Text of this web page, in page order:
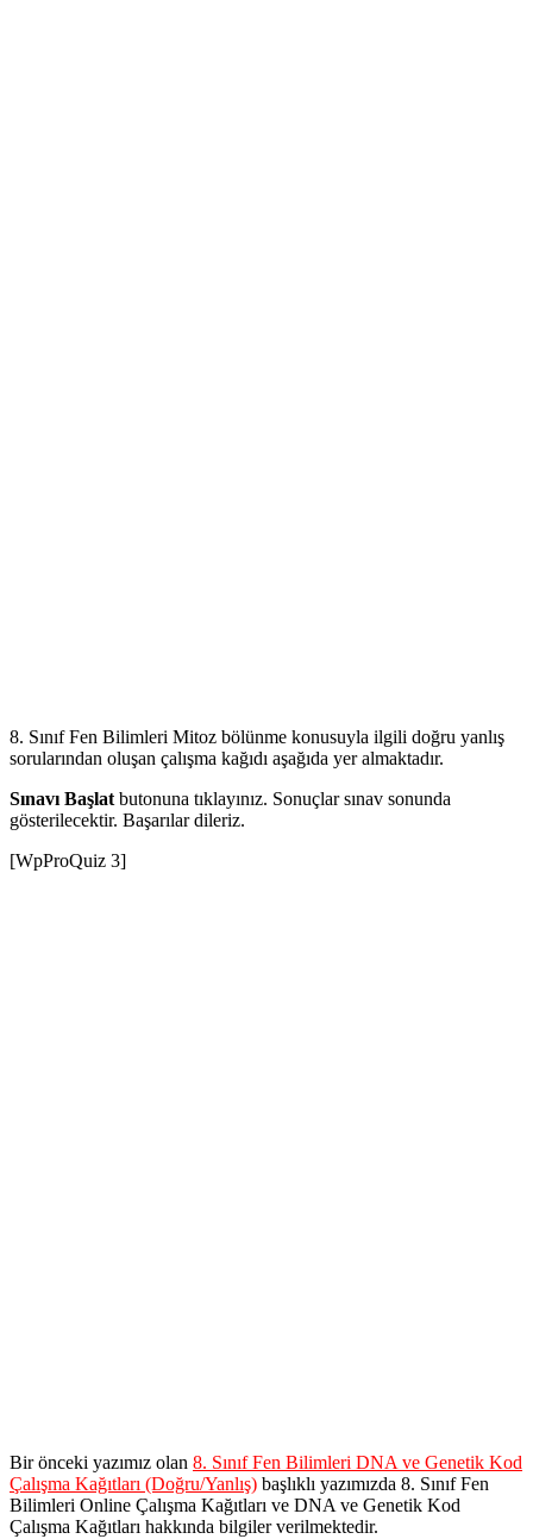
8. Sınıf Fen Bilimleri Mitoz bölünme konusuyla ilgili doğru yanlış
sorularından oluşan çalışma kağıdı aşağıda yer almaktadır.
Sınavı Başlat butonuna tıklayınız. Sonuçlar sınav sonunda
gösterilecektir. Başarılar dileriz.
[WpProQuiz 3]
Bir önceki yazımız olan 8. Sınıf Fen Bilimleri DNA ve Genetik Kod
Çalışma Kağıtları (Doğru/Yanlış) başlıklı yazımızda 8. Sınıf Fen
Bilimleri Online Çalışma Kağıtları ve DNA ve Genetik Kod
Çalışma Kağıtları hakkında bilgiler verilmektedir.